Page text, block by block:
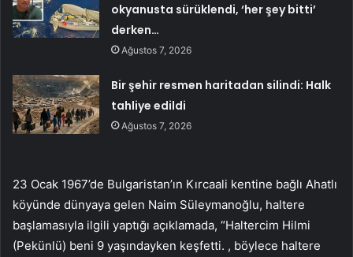
okyanusta sürüklendi, ‘her şey bitti’
derken…
Ağustos 7, 2026
Bir şehir resmen haritadan silindi: Halk
tahliye edildi
Ağustos 7, 2026
23 Ocak 1967’de Bulgaristan’ın Kırcaali kentine bağlı Ahatlı
köyünde dünyaya gelen Naim Süleymanoğlu, haltere
başlamasıyla ilgili yaptığı açıklamada, “Haltercim Hilmi
(Pekünlü) beni 9 yaşındayken keşfetti. , böylece haltere